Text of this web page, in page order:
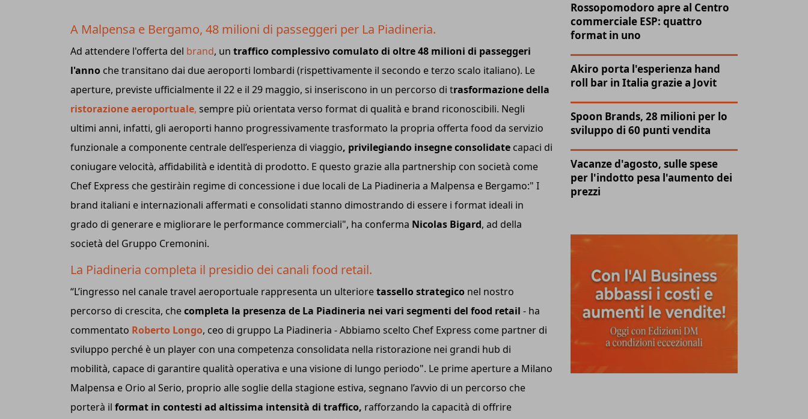
A Malpensa e Bergamo, 48 milioni di passeggeri per La Piadineria.
Ad attendere l'offerta del brand, un traffico complessivo comulato di oltre 48 milioni di passeggeri
l'anno che transitano dai due aeroporti lombardi (rispettivamente il secondo e terzo scalo italiano). Le
aperture, previste ufficialmente il 22 e il 29 maggio, si inseriscono in un percorso di trasformazione della
ristorazione aeroportuale, sempre più orientata verso format di qualità e brand riconoscibili. Negli
ultimi anni, infatti, gli aeroporti hanno progressivamente trasformato la propria offerta food da servizio
funzionale a componente centrale dell’esperienza di viaggio, privilegiando insegne consolidate capaci di
coniugare velocità, affidabilità e identità di prodotto. E questo grazie alla partnership con società come
Chef Express che gestiràin regime di concessione i due locali de La Piadineria a Malpensa e Bergamo:" I
brand italiani e internazionali affermati e consolidati stanno dimostrando di essere i format ideali in
grado di generare e migliorare le performance commerciali", ha conferma Nicolas Bigard, ad della
società del Gruppo Cremonini.
La Piadineria completa il presidio dei canali food retail.
“L’ingresso nel canale travel aeroportuale rappresenta un ulterioretassello strategico nel nostro
percorso di crescita, checompleta la presenza de La Piadineria nei vari segmenti del food retail - ha
commentato Roberto Longo, ceo di gruppo La Piadineria - Abbiamo scelto Chef Express come partner di
sviluppo perché è un player con una competenza consolidata nella ristorazione nei grandi hub di
mobilità, capace di garantire qualità operativa e una visione di lungo periodo". Le prime aperture a Milano
Malpensa e Orio al Serio, proprio alle soglie della stagione estiva, segnano l’avvio di un percorso che
porterà il format in contesti ad altissima intensità di traffico, rafforzando la capacità di offrire
Rossopomodoro apre al Centro
commerciale ESP: quattro
format in uno
Akiro porta l'esperienza hand
roll bar in Italia grazie a Jovit
Spoon Brands, 28 milioni per lo
sviluppo di 60 punti vendita
Vacanze d'agosto, sulle spese
per l'indotto pesa l'aumento dei
prezzi